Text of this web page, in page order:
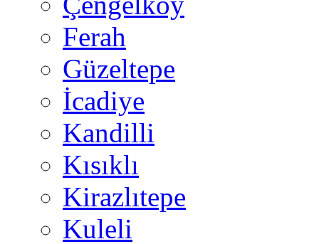
Ferah
Güzeltepe
İcadiye
Kandilli
Kısıklı
Kirazlıtepe
Kuleli